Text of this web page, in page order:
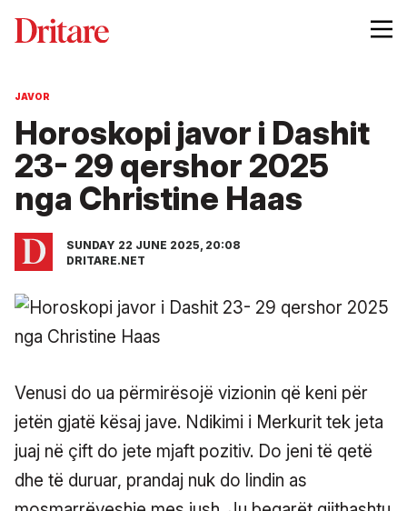
JAVOR
Horoskopi javor i Dashit
23- 29 qershor 2025
nga Christine Haas
SUNDAY 22 JUNE 2025, 20:08
DRITARE.NET
Venusi do ua përmirësojë vizionin që keni për
jetën gjatë kësaj jave. Ndikimi i Merkurit tek jeta
juaj në çift do jete mjaft pozitiv. Do jeni të qetë
dhe të duruar, prandaj nuk do lindin as